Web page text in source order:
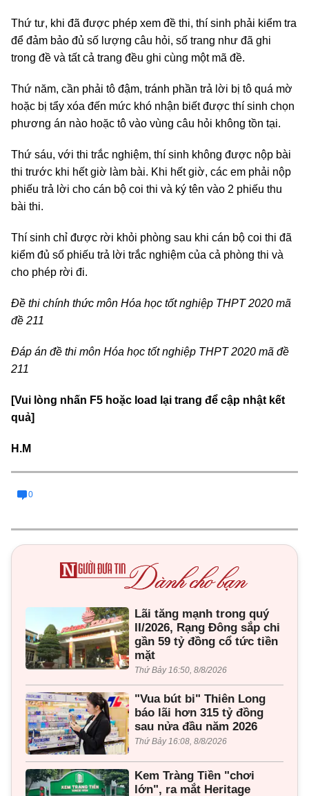
Thứ tư, khi đã được phép xem đề thi, thí sinh phải kiểm tra
để đảm bảo đủ số lượng câu hỏi, số trang như đã ghi
trong đề và tất cả trang đều ghi cùng một mã đề.
Thứ năm, cần phải tô đậm, tránh phần trả lời bị tô quá mờ
hoặc bị tẩy xóa đến mức khó nhận biết được thí sinh chọn
phương án nào hoặc tô vào vùng câu hỏi không tồn tại.
Thứ sáu, với thi trắc nghiệm, thí sinh không được nộp bài
thi trước khi hết giờ làm bài. Khi hết giờ, các em phải nộp
phiếu trả lời cho cán bộ coi thi và ký tên vào 2 phiếu thu
bài thi.
Thí sinh chỉ được rời khỏi phòng sau khi cán bộ coi thi đã
kiểm đủ số phiếu trả lời trắc nghiệm của cả phòng thi và
cho phép rời đi.
Đề thi chính thức môn Hóa học tốt nghiệp THPT 2020 mã
đề 211
Đáp án đề thi môn Hóa học tốt nghiệp THPT 2020 mã đề
211
[Vui lòng nhấn F5 hoặc load lại trang để cập nhật kết
quả]
H.M
0
Lãi tăng mạnh trong quý
II/2026, Rạng Đông sắp chi
gần 59 tỷ đồng cổ tức tiền
mặt
Thứ Bảy 16:50, 8/8/2026
"Vua bút bi" Thiên Long
báo lãi hơn 315 tỷ đồng
sau nửa đầu năm 2026
Thứ Bảy 16:08, 8/8/2026
Kem Tràng Tiền "chơi
lớn", ra mắt Heritage